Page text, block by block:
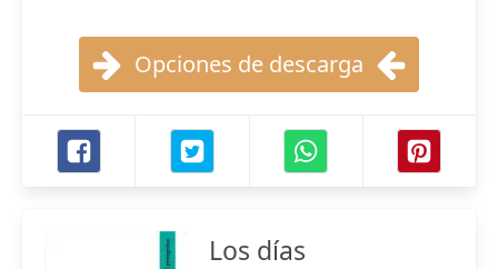
Opciones de descarga
Los días